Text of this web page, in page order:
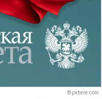
© pxhere.com